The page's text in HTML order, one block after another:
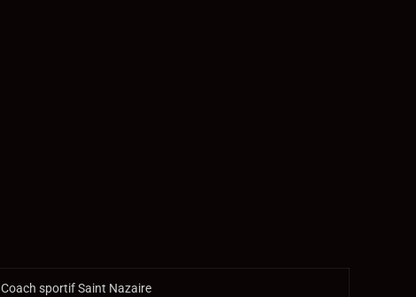
Coach sportif Saint Nazaire